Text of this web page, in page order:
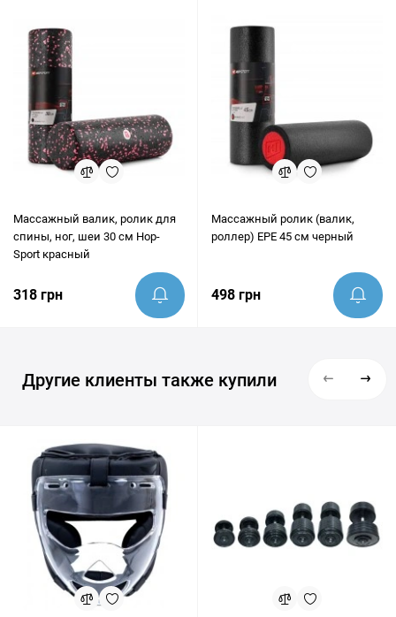
что этот товар идеально подходит под ваши цели.
Массажный валик, ролик для
спины, ног, шеи 30 см Hop-
Sport красный
318 грн
Массажный ролик (валик,
роллер) EPE 45 см черный
498 грн
Другие клиенты также купили